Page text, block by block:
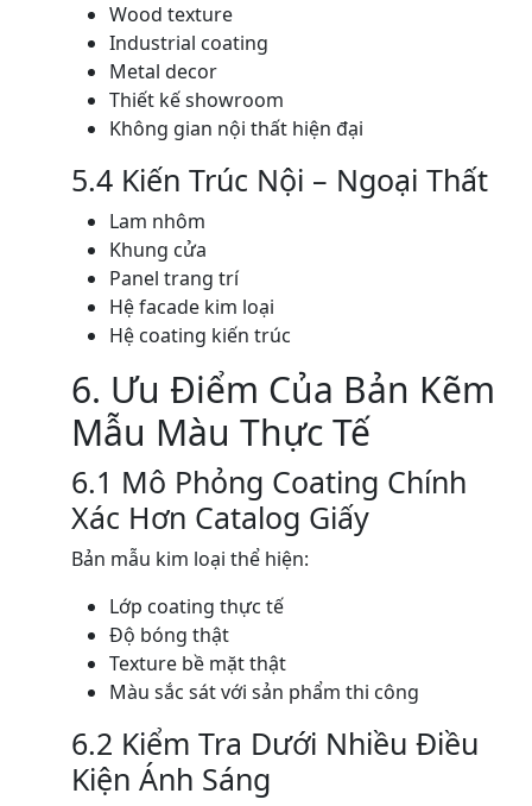
Wood texture
Industrial coating
Metal decor
Thiết kế showroom
Không gian nội thất hiện đại
5.4 Kiến Trúc Nội – Ngoại Thất
Lam nhôm
Khung cửa
Panel trang trí
Hệ facade kim loại
Hệ coating kiến trúc
6. Ưu Điểm Của Bản Kẽm
Mẫu Màu Thực Tế
6.1 Mô Phỏng Coating Chính
Xác Hơn Catalog Giấy
Bản mẫu kim loại thể hiện:
Lớp coating thực tế
Độ bóng thật
Texture bề mặt thật
Màu sắc sát với sản phẩm thi công
6.2 Kiểm Tra Dưới Nhiều Điều
Kiện Ánh Sáng